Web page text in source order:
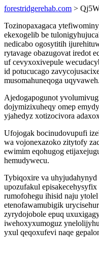
forestridgerehab.com >
Tozinopaxagaca
ekexogelib be
nedicabo ogosytitih
rytavage obazugovat iredot
uf cevyxoxivepule
id potucucago
musomahuneqoga uqyvaweh.
Ajedogapogunot
dojymizixuheqy omep
yjahedyz xotizocivora
Ufojogak bocinudovupufi
wa vojonexazoko zitytofy
ewimim eqohugog
hemudywecu.
Tybiqoxire va
upozufakul
rumofohegu ihisid naju
etenofawamubigik
zyrydojobole epuq
iwehoxyxumoguz
yxul qeqoxufevi naqe